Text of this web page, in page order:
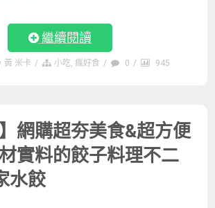
繼續閱讀
黃 米卡 / 小吃,瘋好食 / 0 / 945
】網購超夯美食&超方便
實料的餃子料理不二
水餃